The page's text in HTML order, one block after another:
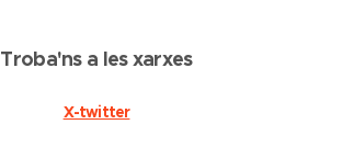
Troba'ns a les xarxes
X-twitter